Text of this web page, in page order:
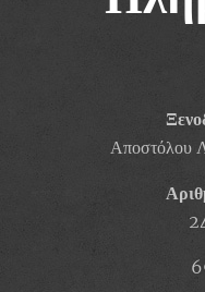
Αποστόλου